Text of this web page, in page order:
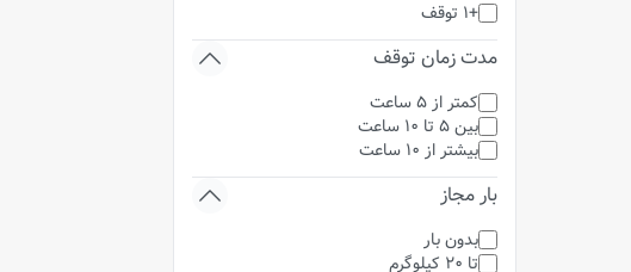
+1 توقف
مدت زمان توقف
کمتر از 5 ساعت
بین 5 تا 10 ساعت
بیشتر از 10 ساعت
بار مجاز
بدون بار
تا 20 کیلوگرم